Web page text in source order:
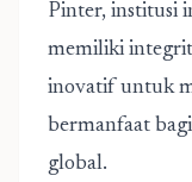
Pinter, institusi
memiliki
inovatif untuk
bermanfaat
global.